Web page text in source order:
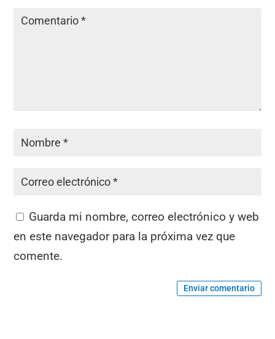
Guarda mi nombre, correo electrónico y web
en este navegador para la próxima vez que
comente.
Enviar comentario